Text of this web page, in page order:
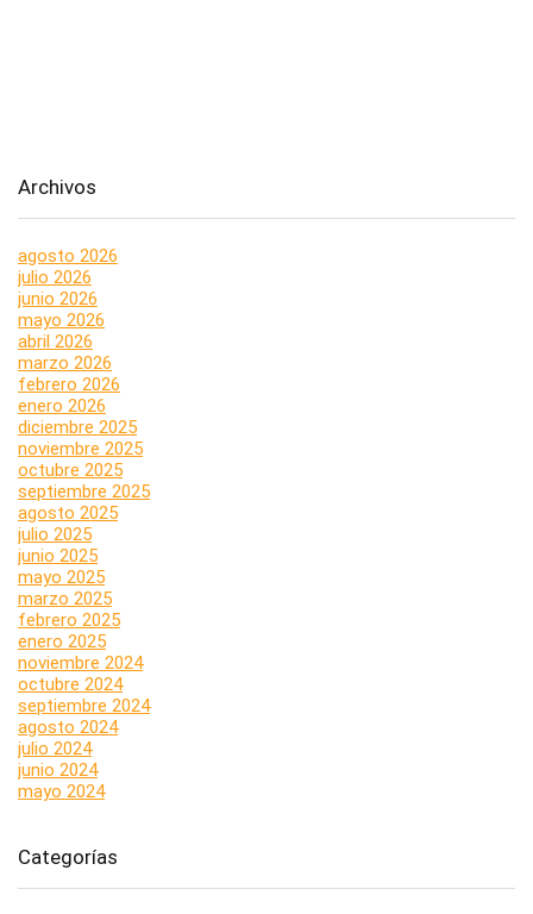
Archivos
agosto 2026
julio 2026
junio 2026
mayo 2026
abril 2026
marzo 2026
febrero 2026
enero 2026
diciembre 2025
noviembre 2025
octubre 2025
septiembre 2025
agosto 2025
julio 2025
junio 2025
mayo 2025
marzo 2025
febrero 2025
enero 2025
noviembre 2024
octubre 2024
septiembre 2024
agosto 2024
julio 2024
junio 2024
mayo 2024
Categorías